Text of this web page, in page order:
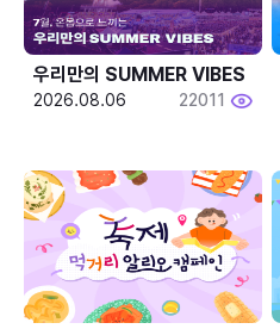
우리만의 SUMMER VIBES
2026.08.06 22011